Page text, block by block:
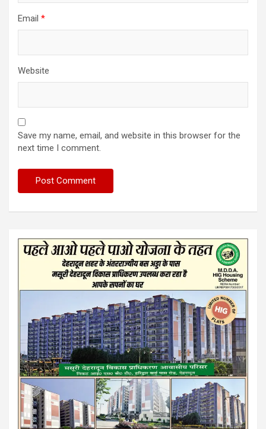
Email *
Website
Save my name, email, and website in this browser for the
next time I comment.